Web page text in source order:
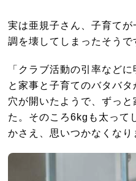
実は亜規子さん、子育て
調を壊してしまったそうで
「クラブ活動の引率など
と家事と子育てのバタバ
穴が開いたようで、ずっ
た。そのころ6kgも太って
かさえ、思いつかなくなり